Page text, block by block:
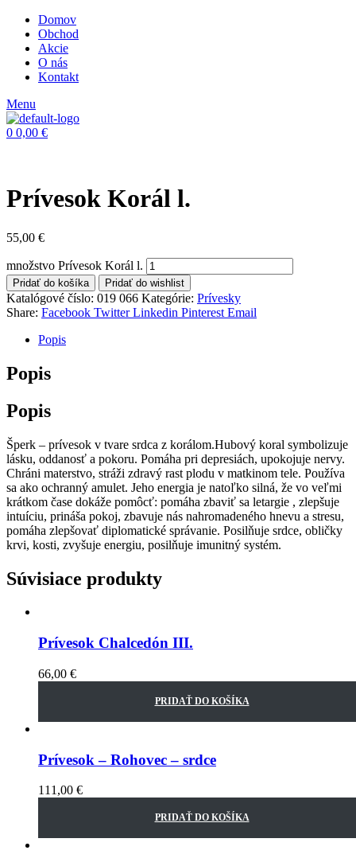
Domov
Obchod
Akcie
O nás
Kontakt
Menu
0 0,00 €
Prívesok Korál l.
55,00 €
množstvo Prívesok Korál l.
Pridať do košíka Pridať do wishlist
Katalógové číslo: 019 066 Kategórie: Prívesky
Share: Facebook Twitter Linkedin Pinterest Email
Popis
Popis
Popis
Šperk – prívesok v tvare srdca z korálom.Hubový koral symbolizuje
lásku, oddanosť a pokoru. Pomáha pri depresiách, upokojuje nervy.
Chráni materstvo, stráži zdravý rast plodu v matkinom tele. Používa
sa ako ochranný amulet. Jeho energia je natoľko silná, že vo veľmi
krátkom čase dokáže pomôcť: pomáha zbaviť sa letargie , zlepšuje
intuíciu, prináša pokoj, zbavuje nás nahromadeného hnevu a stresu,
pomáha zlepšovať diplomatické správanie. Posilňuje srdce, obličky
krvi, kosti, zvyšuje energiu, posilňuje imunitný systém.
Súvisiace produkty
Prívesok Chalcedón III.
66,00 €
PRIDAŤ DO KOŠÍKA
Prívesok – Rohovec – srdce
111,00 €
PRIDAŤ DO KOŠÍKA